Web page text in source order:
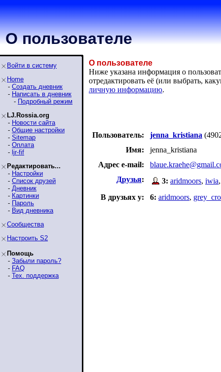
О пользователе
Войти в систему
Home
- Создать дневник
- Написать в дневник
- Подробный режим
LJ.Rossia.org
- Новости сайта
- Общие настройки
- Sitemap
- Оплата
- ljr-fif
Редактировать...
- Настройки
- Список друзей
- Дневник
- Картинки
- Пароль
- Вид дневника
Сообщества
Настроить S2
Помощь
- Забыли пароль?
- FAQ
- Тех. поддержка
О пользователе
Ниже указана информация о
отредактировать её (или выбрать,
личную информацию.
Пользователь: jenna_kristiana
Имя:
jenna_kristiana
Адрес e-mail:
Друзья: 3: aridmoors, iwia
В друзьях у:
6: aridmoors,